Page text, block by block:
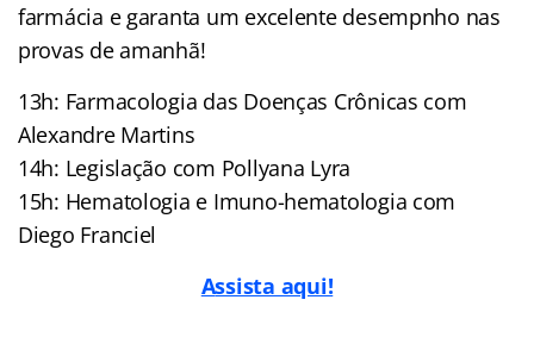
farmácia e garanta um excelente desempnho nas
provas de amanhã!
13h: Farmacologia das Doenças Crônicas com
Alexandre Martins
14h: Legislação com Pollyana Lyra
15h: Hematologia e Imuno-hematologia com
Diego Franciel
Assista aqui!